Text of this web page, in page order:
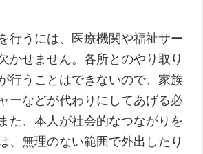
行うには、医療機関や福祉サー
かせません。各所とのやり取り
行うことはできないので、家族
ーなどが代わりにしてあげる必
た、本人が社会的なつながりを
、無理のない範囲で外出したり